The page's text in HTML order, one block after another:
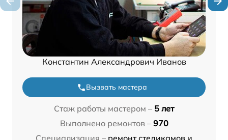
Константин Александрович Иванов
Вызвать мастера
Стаж работы мастером – 5 лет
Выполнено ремонтов – 970